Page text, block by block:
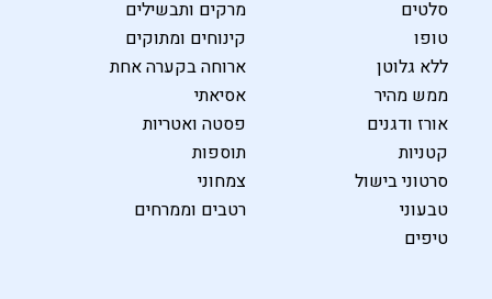
סלטים
מרקים ותבשילים
טופו
קינוחים ומתוקים
ללא גלוטן
ארוחה בקערה אחת
ממש מהיר
אסיאתי
אורז ודגנים
פסטה ואטריות
קטניות
תוספות
סרטוני בישול
צמחוני
טבעוני
רטבים וממרחים
טיפים